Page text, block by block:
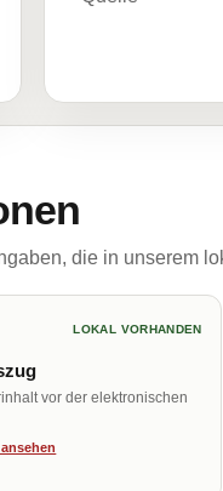
die in unserem
LOKAL VORHANDEN
vor der elektronischen